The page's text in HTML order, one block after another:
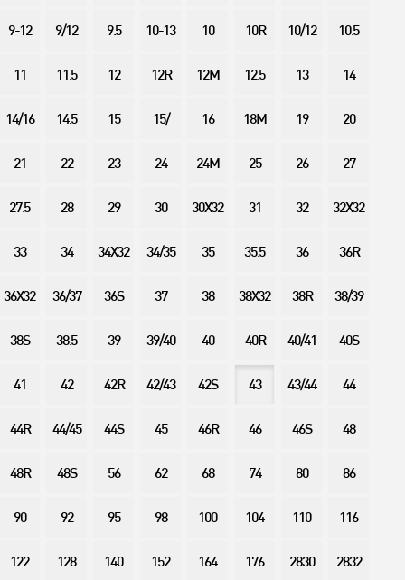
9-12 9/12 9.5 10-13 10 10R 10/12 10.5
11 11.5 12 12R 12M 12.5 13 14
14/16 14.5 15 15/ 16 18M 19 20
21 22 23 24 24M 25 26 27
27.5 28 29 30 30X32 31 32 32X32
33 34 34X32 34/35 35 35.5 36 36R
36X32 36/37 36S 37 38 38X32 38R 38/39
38S 38.5 39 39/40 40 40R 40/41 40S
41 42 42R 42/43 42S 43 43/44 44
44R 44/45 44S 45 46R 46 46S 48
48R 48S 56 62 68 74 80 86
90 92 95 98 100 104 110 116
122 128 140 152 164 176 2830 2832